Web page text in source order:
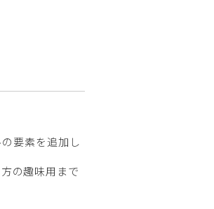
要素を追加し
の趣味用まで